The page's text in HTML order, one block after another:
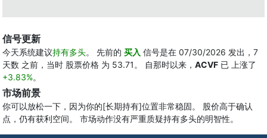
信号更新
今天系统建议持有多头。 先前的 买入 信号是在 07/30/2026 发出，7
天数 之前，当时 股票价格 为 53.71。 自那时以来， ACVF 已 上涨了
+3.83%。
市场前景
你可以放松一下，因为你的[长期持有]位置非常稳固。 股价高于确认
点，仍有获利空间。 市场动作没有严重质疑持有多头的明智性。